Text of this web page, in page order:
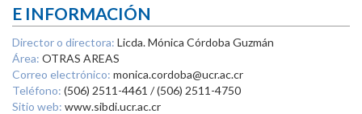
E INFORMACIÓN
Director o directora: Licda. Mónica Córdoba Guzmán
Área: OTRAS AREAS
Correo electrónico: monica.cordoba@ucr.ac.cr
Teléfono: (506) 2511-4461 / (506) 2511-4750
Sitio web: www.sibdi.ucr.ac.cr